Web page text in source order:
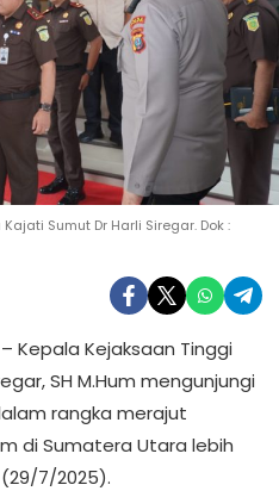
Sumut Dr Harli Siregar. Dok :
– Kepala Kejaksaan Tinggi
SH M.Hum mengunjungi
rangka merajut
di Sumatera Utara lebih
7/2025).